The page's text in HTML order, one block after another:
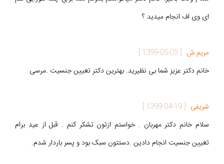
ای وی اف انجام میدید ؟
مریم ش [
1399-05-05
]
خانم دکتر عزیز شما بی نظیرید. بهترین دکتر تعیین جنسیت .مرسی
شریفی [
1399-04-19
]
سلام خانم دکتر مهربان . خواستم ازتون تشکر کنم . قبل از عید برام
تعیین جنسیت انجام دادین .دستتون سبک بود و پسر باردار شدم.